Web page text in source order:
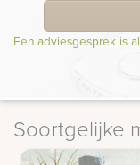
Een adviesgesprek is
Soortgelijke